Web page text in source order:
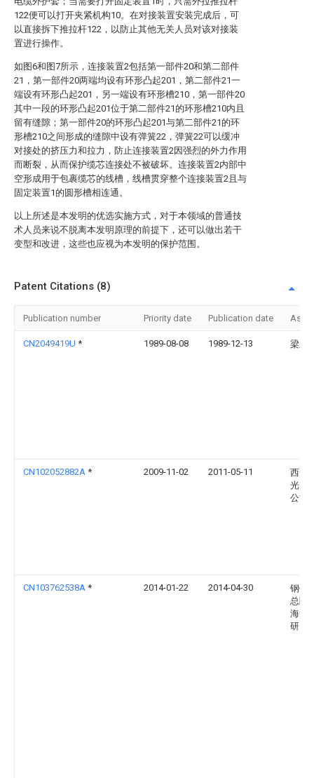
122便可以打开夹紧机构10。在对接装置安装完成后，可
以直接拆下推拉杆122，以防止其他无关人员对该对接装
置进行操作。
如图6和图7所示，连接装置2包括第一部件20和第二部件
21，第一部件20两端均设有环形凸起201，第二部件21一
端设有环形凸起201，另一端设有环形槽210，第一部件20
其中一段的环形凸起201位于第二部件21的环形槽210内且
留有缝隙；第一部件20的环形凸起201与第二部件21的环
形槽210之间形成的缝隙中设有弹簧22，弹簧22可以缓冲
对接处的挤压力和拉力，防止连接装置2因强烈的外力作用
而断裂，从而保护缆芯连接处不被破坏。连接装置2内部中
空形成用于包裹缆芯的线槽，线槽贯穿整个连接装置2且与
固定装置1的圆形槽相连通。
以上所述是本发明的优选实施方式，对于本领域的普通技
术人员来说不脱离本发明原理的前提下，还可以做出若干
变型和改进，这些也应视为本发明的保护范围。
Patent Citations (8)
Publication number Priority date Publication date
CN2049419U * 1989-08-08 1989-12-13 梁殿
CN102052882A * 2009-11-02 2011-05-11
西安
光电
公司
CN103762538A * 2014-01-22 2014-04-30
钢铁
总院
海洋
研究